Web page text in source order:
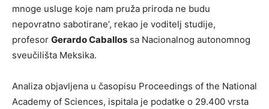
mnoge usluge koje nam pruža priroda ne budu
nepovratno sabotirane’, rekao je voditelj studije,
profesor Gerardo Caballos sa Nacionalnog autonomnog
sveučilišta Meksika.
Analiza objavljena u časopisu Proceedings of the National
Academy of Sciences, ispitala je podatke o 29.400 vrsta